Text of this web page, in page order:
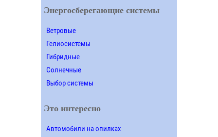
Энергосберегающие системы
Ветровые
Гелиосистемы
Гибридные
Солнечные
Выбор системы
Это интересно
Автомобили на опилках